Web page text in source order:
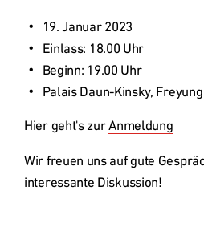
19. Januar 2023
Einlass: 18.00 Uhr
Beginn: 19.00 Uhr
Hier geht's zur Anmeldung
Wir freuen uns auf gute
interessante Diskussion!